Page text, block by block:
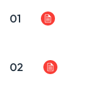
01
02